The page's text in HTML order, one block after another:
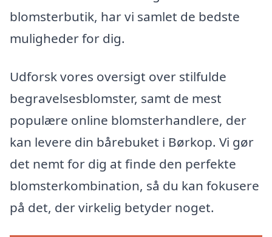
blomsterbutik, har vi samlet de bedste
muligheder for dig.
Udforsk vores oversigt over stilfulde
begravelsesblomster, samt de mest
populære online blomsterhandlere, der
kan levere din bårebuket i Børkop. Vi gør
det nemt for dig at finde den perfekte
blomsterkombination, så du kan fokusere
på det, der virkelig betyder noget.